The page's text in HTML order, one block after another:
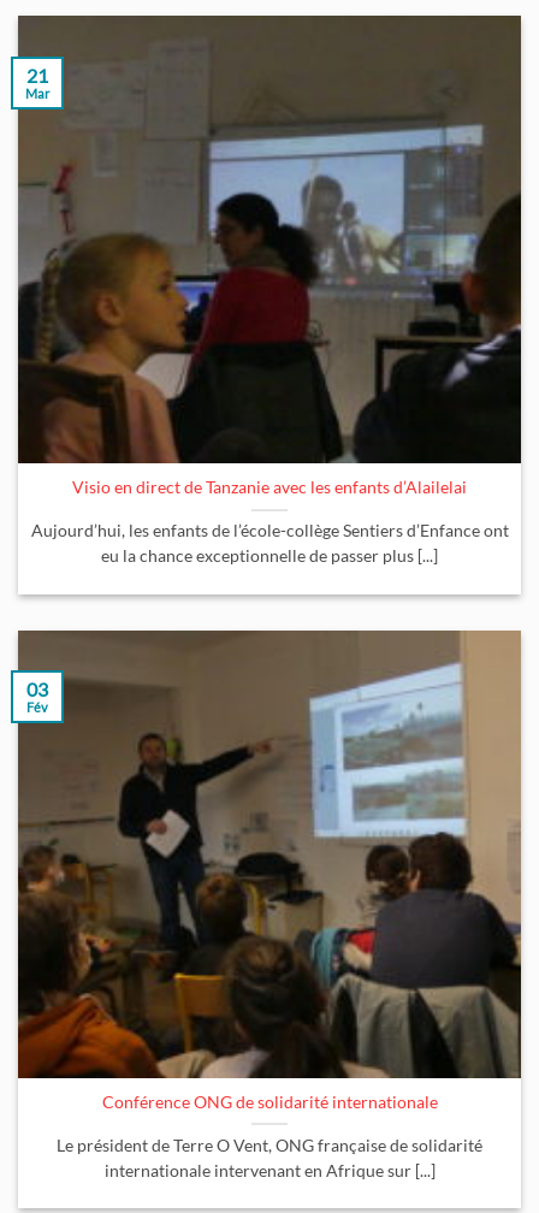
Visio en direct de Tanzanie avec les enfants d’Alailelai
Aujourd’hui, les enfants de l’école-collège Sentiers d’Enfance ont
eu la chance exceptionnelle de passer plus [...]
21
Mar
Conférence ONG de solidarité internationale
Le président de Terre O Vent, ONG française de solidarité
internationale intervenant en Afrique sur [...]
03
Fév